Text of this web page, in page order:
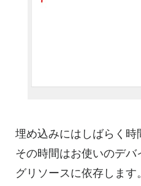
埋め込みにはしばらく時
その時間はお使いのデ
グリソースに依存します